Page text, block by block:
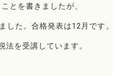
とを書きましたが、
した。合格発表は12月です。
を受講しています。